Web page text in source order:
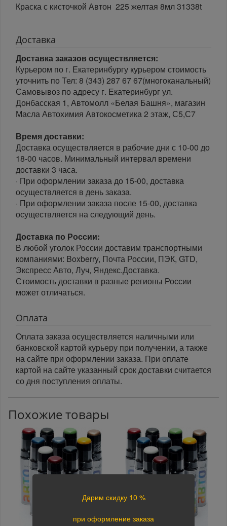
Краска с кисточкой Автон 225 желтая 8мл 31338t
Доставка
Доставка заказов осуществляется:
Курьером по г. Екатеринбургу курьером стоимость
уточнить по Тел: 8 (343) 287 67 67(многоканальный)
Самовывоз по адресу г. Екатеринбург ул.
Донбасская 1, Автомолл «Белая Башня», магазин
Масла Автохимия Автокосметика 2 этаж, С5,С7
Время доставки:
Доставка осуществляется в рабочие дни с 10-00 до
18-00 часов. Минимальный интервал времени
доставки 3 часа.
· При оформлении заказа до 15-00, доставка
осуществляется в день заказа.
· При оформлении заказа после 15-00, доставка
осуществляется на следующий день.
Доставка по России:
В любой уголок России доставим транспортными
компаниями: Boxberry, Почта России, ПЭК, GTD,
Экспресс Авто, Луч, Яндекс.Доставка.
Стоимость доставки в разные регионы России
может отличаться.
Оплата
Оплата заказа осуществляется наличными или
банковской картой курьеру при получении, а также
на сайте при оформлении заказа. При оплате
картой на сайте указанный срок доставки считается
со дня поступления оплаты.
Похожие товары
Дарим скидку 10 %
при оформление заказа